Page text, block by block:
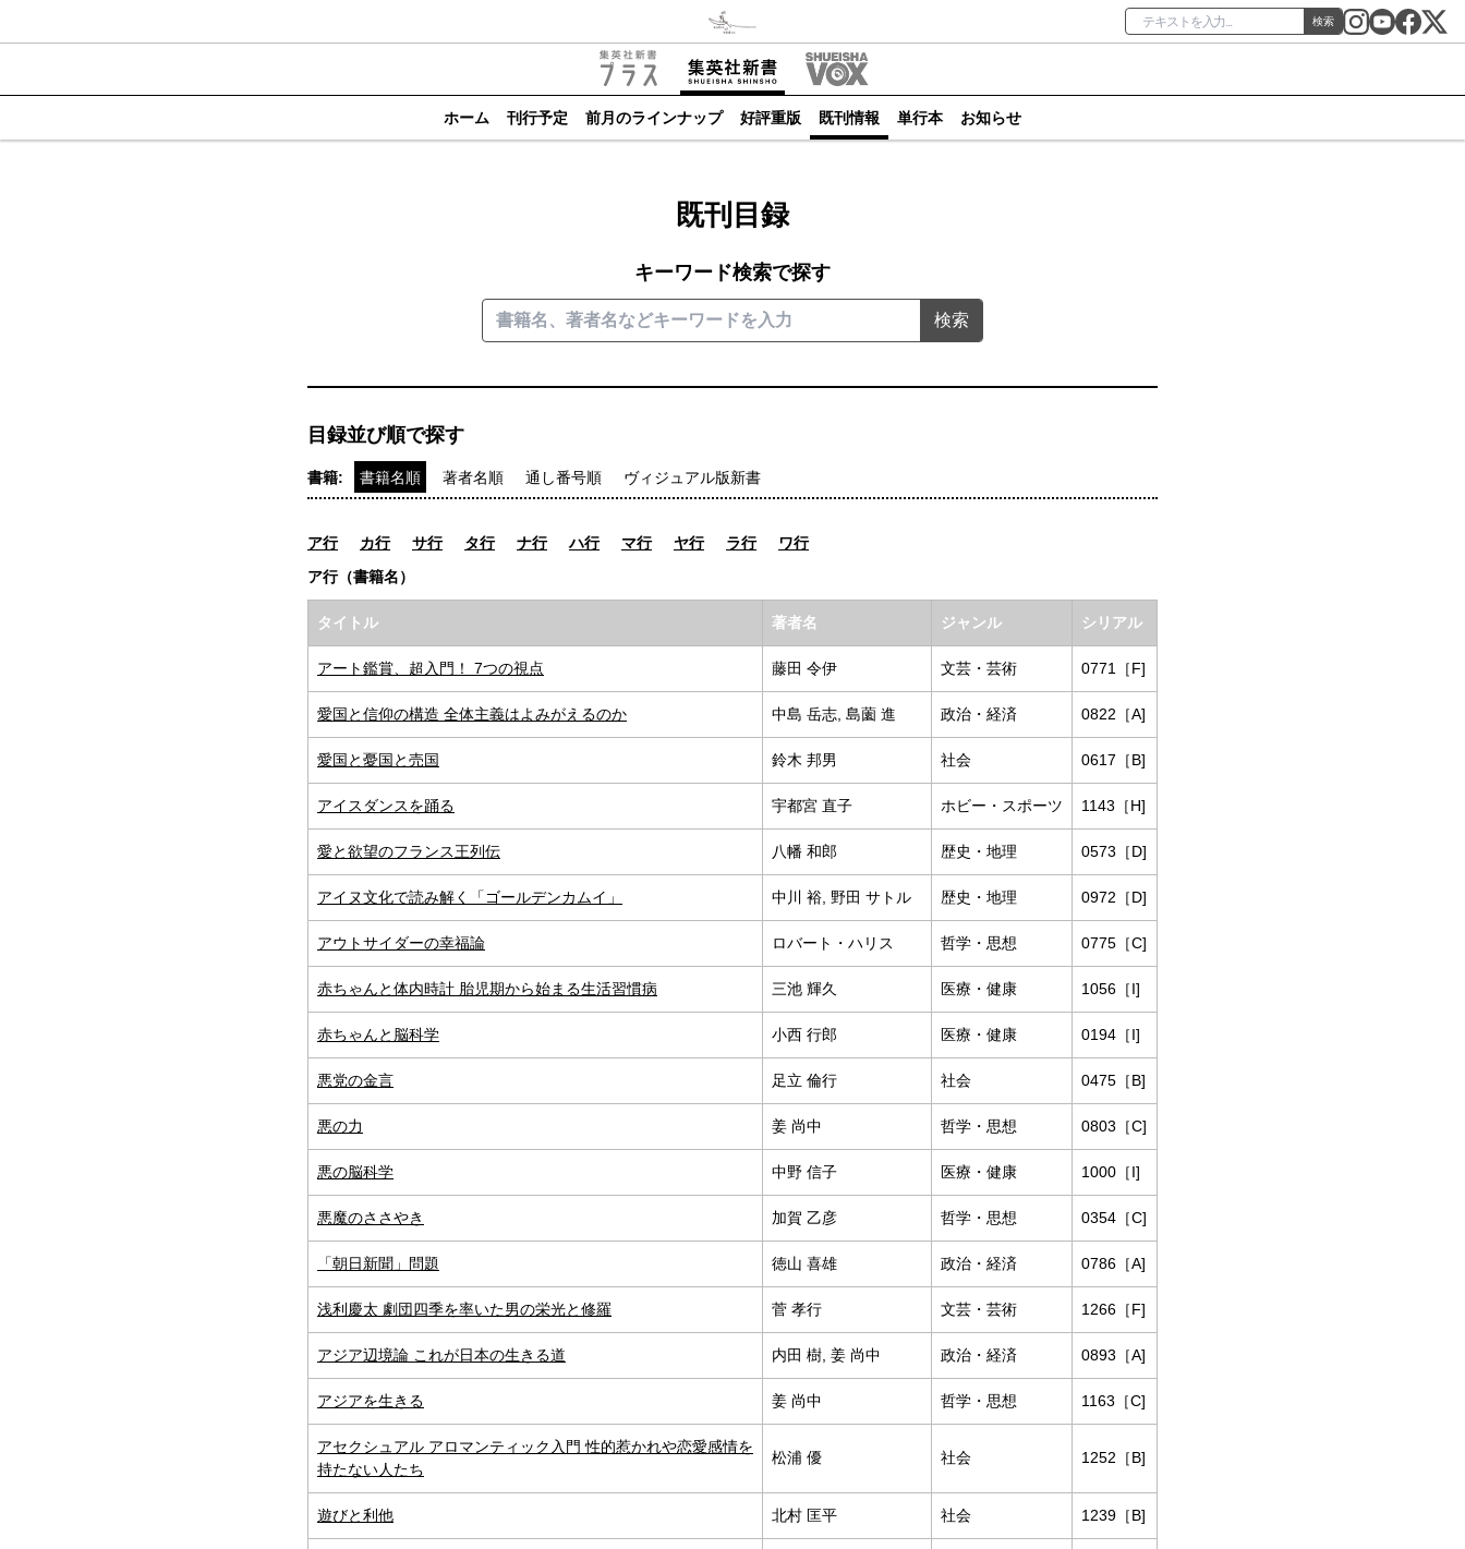
検索
ホーム 刊行予定 前月のラインナップ 好評重版 既刊情報 単行本 お知らせ
既刊目録
キーワード検索で探す
検索
目録並び順で探す
書籍: 書籍名順 著者名順 通し番号順 ヴィジュアル版新書
ア行 カ行 サ行 タ行 ナ行 ハ行 マ行 ヤ行 ラ行
ワ行
ア行（書籍名）
タイトル 著者名 ジャンル シリアル
アート鑑賞、超入門！ 7つの視点 藤田 令伊 文芸・芸術 0771［F]
愛国と信仰の構造 全体主義はよみがえるのか 中島 岳志, 島薗 進 政治・経済 0822［A]
愛国と憂国と売国 鈴木 邦男 社会 0617［B]
アイスダンスを踊る 宇都宮 直子 ホビー・スポーツ 1143［H]
愛と欲望のフランス王列伝 八幡 和郎 歴史・地理 0573［D]
アイヌ文化で読み解く「ゴールデンカムイ」 中川 裕, 野田 サトル 歴史・地理 0972［D]
アウトサイダーの幸福論 ロバート・ハリス 哲学・思想 0775［C]
赤ちゃんと体内時計 胎児期から始まる生活習慣病 三池 輝久 医療・健康 1056［I]
赤ちゃんと脳科学 小西 行郎 医療・健康 0194［I]
悪党の金言 足立 倫行 社会 0475［B]
悪の力 姜 尚中 哲学・思想 0803［C]
悪の脳科学 中野 信子 医療・健康 1000［I]
悪魔のささやき 加賀 乙彦 哲学・思想 0354［C]
「朝日新聞」問題 徳山 喜雄 政治・経済 0786［A]
浅利慶太 劇団四季を率いた男の栄光と修羅 菅 孝行 文芸・芸術 1266［F]
アジア辺境論 これが日本の生きる道 内田 樹, 姜 尚中 政治・経済 0893［A]
アジアを生きる 姜 尚中 哲学・思想 1163［C]
アセクシュアル アロマンティック入門 性的惹かれや恋愛感情を
持たない人たち
松浦 優 社会 1252［B]
遊びと利他 北村 匡平 社会 1239［B]